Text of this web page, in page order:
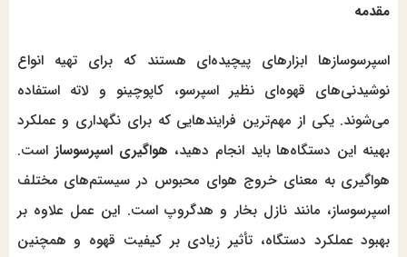
مقدمه
اسپرسوسازها ابزارهای پیچیده‌ای هستند که برای تهیه انواع
نوشیدنی‌های قهوه‌ای نظیر اسپرسو، کاپوچینو و لاته استفاده
می‌شوند. یکی از مهم‌ترین فرایندهایی که برای نگهداری و عملکرد
بهینه این دستگاه‌ها باید انجام دهید، هواگیری اسپرسوساز است.
هواگیری به معنای خروج هوای محبوس در سیستم‌های مختلف
اسپرسوساز، مانند نازل بخار و هدگروپ است. این عمل علاوه بر
بهبود عملکرد دستگاه، تأثیر زیادی بر کیفیت قهوه و همچنین